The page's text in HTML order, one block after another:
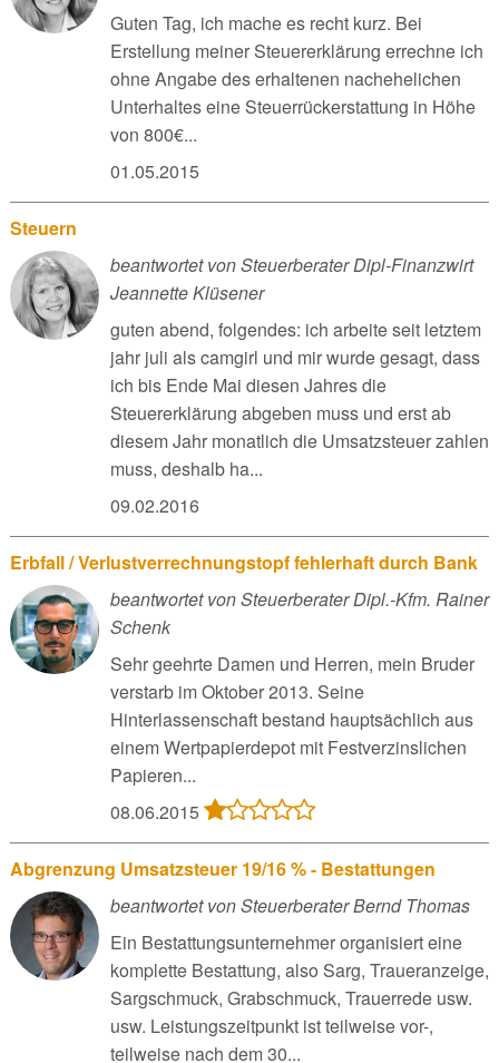
Guten Tag, ich mache es recht kurz. Bei
Erstellung meiner Steuererklärung errechne ich
ohne Angabe des erhaltenen nachehelichen
Unterhaltes eine Steuerrückerstattung in Höhe
von 800€...
01.05.2015
Steuern
beantwortet von Steuerberater Dipl-Finanzwirt
Jeannette Klüsener
guten abend, folgendes: ich arbeite seit letztem
jahr juli als camgirl und mir wurde gesagt, dass
ich bis Ende Mai diesen Jahres die
Steuererklärung abgeben muss und erst ab
diesem Jahr monatlich die Umsatzsteuer zahlen
muss, deshalb ha...
09.02.2016
Erbfall / Verlustverrechnungstopf fehlerhaft durch Bank
beantwortet von Steuerberater Dipl.-Kfm. Rainer
Schenk
Sehr geehrte Damen und Herren, mein Bruder
verstarb im Oktober 2013. Seine
Hinterlassenschaft bestand hauptsächlich aus
einem Wertpapierdepot mit Festverzinslichen
Papieren...
08.06.2015
Abgrenzung Umsatzsteuer 19/16 % - Bestattungen
beantwortet von Steuerberater Bernd Thomas
Ein Bestattungsunternehmer organisiert eine
komplette Bestattung, also Sarg, Traueranzeige,
Sargschmuck, Grabschmuck, Trauerrede usw.
usw. Leistungszeitpunkt ist teilweise vor-,
teilweise nach dem 30...